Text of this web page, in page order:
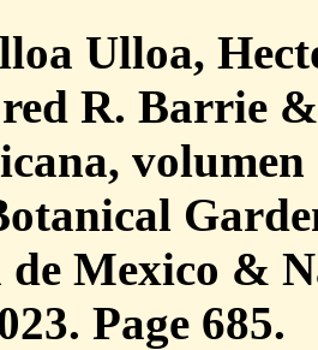
Ulloa,
R. Barrie
de Mexico &
Page 685.